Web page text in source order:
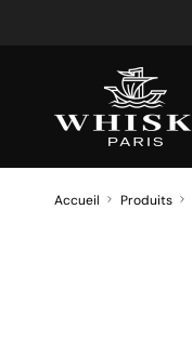
Accueil Produits